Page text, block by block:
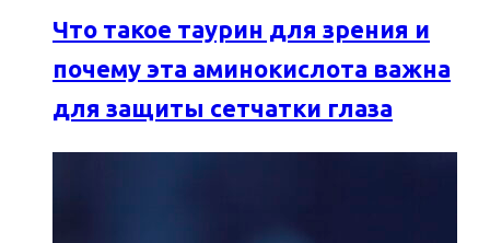
Что такое таурин для зрения и
почему эта аминокислота важна
для защиты сетчатки глаза